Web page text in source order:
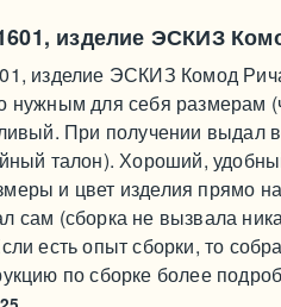
изделие ЭСКИЗ
изделие ЭСКИЗ Комод
нужным для себя размерам
При получении выдал
талон). Хороший,
и цвет изделия прямо
сам (сборка не вызвала
есть опыт сборки, то
по сборке более